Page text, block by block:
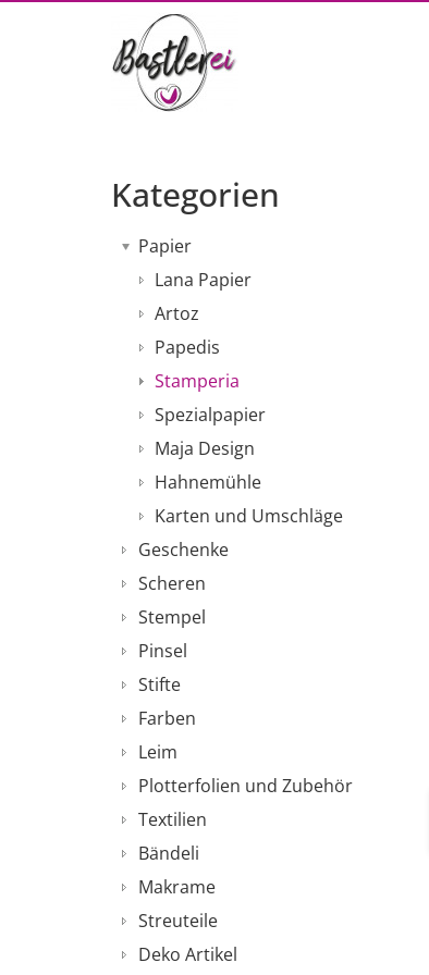
Kategorien
Papier
Lana Papier
Artoz
Papedis
Stamperia
Spezialpapier
Maja Design
Hahnemühle
Karten und Umschläge
Geschenke
Scheren
Stempel
Pinsel
Stifte
Farben
Leim
Plotterfolien und Zubehör
Textilien
Bändeli
Makrame
Streuteile
Deko Artikel